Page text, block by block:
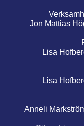
Jon Mattias
Lisa
Lisa
Anneli